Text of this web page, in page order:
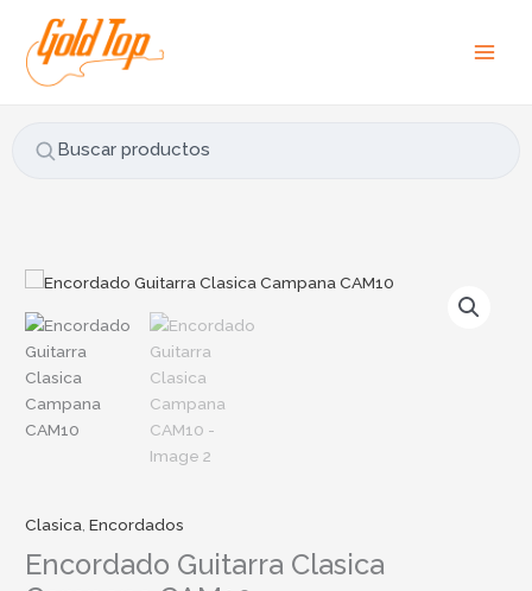
contenido
Buscar productos
u
s
r
Clasica ,Encordados
Encordado Guitarra Clasica
Encordado
Clasica
Campana
CAM10
cantidad